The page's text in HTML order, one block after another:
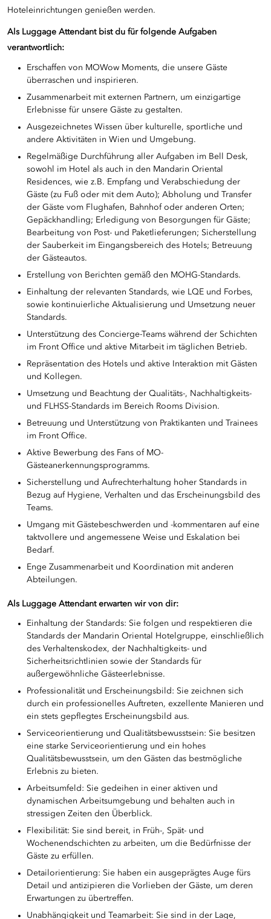
Hoteleinrichtungen genießen werden.
Als Luggage Attendant bist du für folgende Aufgaben
verantwortlich:
Erschaffen von MOWow Moments, die unsere Gäste
überraschen und inspirieren.
Zusammenarbeit mit externen Partnern, um einzigartige
Erlebnisse für unsere Gäste zu gestalten.
Ausgezeichnetes Wissen über kulturelle, sportliche und
andere Aktivitäten in Wien und Umgebung.
Regelmäßige Durchführung aller Aufgaben im Bell Desk,
sowohl im Hotel als auch in den Mandarin Oriental
Residences, wie z.B. Empfang und Verabschiedung der
Gäste (zu Fuß oder mit dem Auto); Abholung und Transfer
der Gäste vom Flughafen, Bahnhof oder anderen Orten;
Gepäckhandling; Erledigung von Besorgungen für Gäste;
Bearbeitung von Post- und Paketlieferungen; Sicherstellung
der Sauberkeit im Eingangsbereich des Hotels; Betreuung
der Gästeautos.
Erstellung von Berichten gemäß den MOHG-Standards.
Einhaltung der relevanten Standards, wie LQE und Forbes,
sowie kontinuierliche Aktualisierung und Umsetzung neuer
Standards.
Unterstützung des Concierge-Teams während der Schichten
im Front Office und aktive Mitarbeit im täglichen Betrieb.
Repräsentation des Hotels und aktive Interaktion mit Gästen
und Kollegen.
Umsetzung und Beachtung der Qualitäts-, Nachhaltigkeits-
und FLHSS-Standards im Bereich Rooms Division.
Betreuung und Unterstützung von Praktikanten und Trainees
im Front Office.
Aktive Bewerbung des Fans of MO-
Gästeanerkennungsprogramms.
Sicherstellung und Aufrechterhaltung hoher Standards in
Bezug auf Hygiene, Verhalten und das Erscheinungsbild des
Teams.
Umgang mit Gästebeschwerden und -kommentaren auf eine
taktvollere und angemessene Weise und Eskalation bei
Bedarf.
Enge Zusammenarbeit und Koordination mit anderen
Abteilungen.
Als Luggage Attendant erwarten wir von dir:
Einhaltung der Standards: Sie folgen und respektieren die
Standards der Mandarin Oriental Hotelgruppe, einschließlich
des Verhaltenskodex, der Nachhaltigkeits- und
Sicherheitsrichtlinien sowie der Standards für
außergewöhnliche Gästeerlebnisse.
Professionalität und Erscheinungsbild: Sie zeichnen sich
durch ein professionelles Auftreten, exzellente Manieren und
ein stets gepflegtes Erscheinungsbild aus.
Serviceorientierung und Qualitätsbewusstsein: Sie besitzen
eine starke Serviceorientierung und ein hohes
Qualitätsbewusstsein, um den Gästen das bestmögliche
Erlebnis zu bieten.
Arbeitsumfeld: Sie gedeihen in einer aktiven und
dynamischen Arbeitsumgebung und behalten auch in
stressigen Zeiten den Überblick.
Flexibilität: Sie sind bereit, in Früh-, Spät- und
Wochenendschichten zu arbeiten, um die Bedürfnisse der
Gäste zu erfüllen.
Detailorientierung: Sie haben ein ausgeprägtes Auge fürs
Detail und antizipieren die Vorlieben der Gäste, um deren
Erwartungen zu übertreffen.
Unabhängigkeit und Teamarbeit: Sie sind in der Lage,